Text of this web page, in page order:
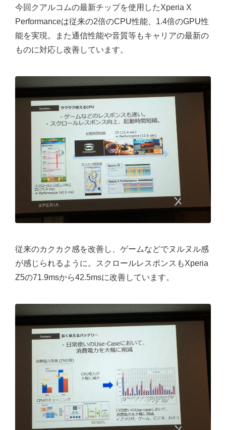
今回クアルコムの最新チップを使用したXperia X
Performanceは従来の2倍のCPU性能、1.4倍のGPU性
能を実現。また通信性能や音質等もキャリアの最新の
ものに対応し改善しています。
従来のカクカク感を改善し、ゲームなどでヌルヌル感
が感じられるように。スクロールレスポンスもXperia
Z5の71.9msから42.5msに改善しています。